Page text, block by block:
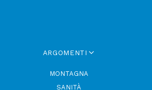
ARGOMENTI
MONTAGNA
SANITÀ